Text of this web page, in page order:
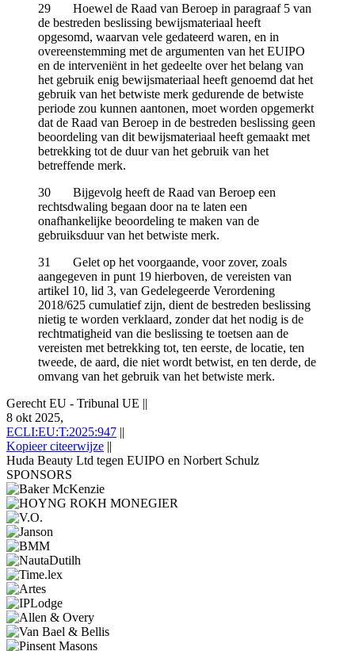
29 Hoewel de Raad van Beroep in paragraaf 5 van
de bestreden beslissing bewijsmateriaal heeft
opgesomd, waarvan vele gedateerd waren, en in
overeenstemming met de argumenten van het EUIPO
en de interveniënt in het gedeelte over het belang van
het gebruik enig bewijsmateriaal heeft genoemd dat het
gebruik van het betwiste merk gedurende de betwiste
periode zou kunnen aantonen, moet worden opgemerkt
dat de Raad van Beroep in de bestreden beslissing geen
beoordeling van dit bewijsmateriaal heeft gemaakt met
betrekking tot de duur van het gebruik van het
betreffende merk.
30 Bijgevolg heeft de Raad van Beroep een
rechtsdwaling begaan door na te laten een
onafhankelijke beoordeling te maken van de
gebruiksduur van het betwiste merk.
31 Gelet op het voorgaande, voor zover, zoals
aangegeven in punt 19 hierboven, de vereisten van
artikel 10, lid 3, van Gedelegeerde Verordening
2018/625 cumulatief zijn, dient de bestreden beslissing
nietig te worden verklaard, zonder dat het nodig is de
rechtmatigheid van die beslissing te toetsen aan de
vereisten met betrekking tot, ten eerste, de locatie, ten
tweede, de aard, die niet wordt betwist, en ten derde, de
omvang van het gebruik van het betwiste merk.
Gerecht EU - Tribunal UE ||
8 okt 2025,
ECLI:EU:T:2025:947 ||
Kopieer citeerwijze ||
Huda Beauty Ltd tegen EUIPO en Norbert Schulz
SPONSORS